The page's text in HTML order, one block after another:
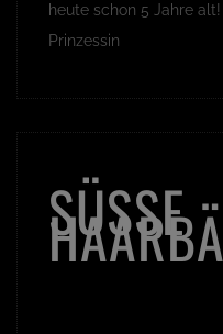
heute schon 5 Jahre
Prinzessin
SÜSSE H